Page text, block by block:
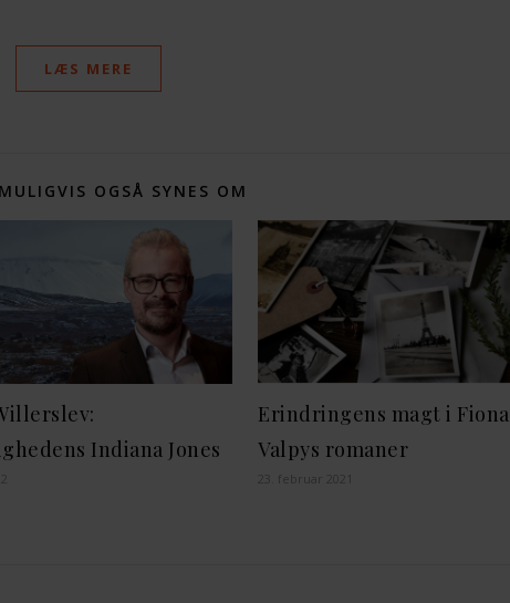
LÆS MERE
OGSÅ SYNES OM
Indiana Jones
Erindringens magt i Fiona
Valpys romaner
23. februar 2021